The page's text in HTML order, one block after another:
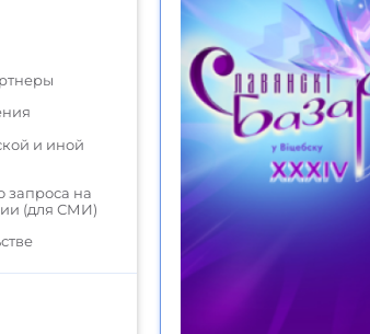
и иной
запроса на
(для СМИ)